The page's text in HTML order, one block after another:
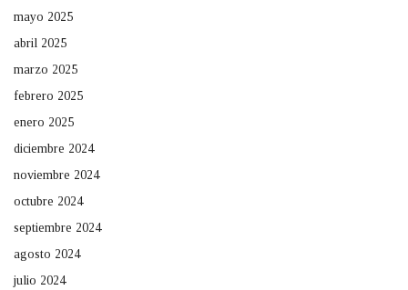
mayo 2025
abril 2025
marzo 2025
febrero 2025
enero 2025
diciembre 2024
noviembre 2024
octubre 2024
septiembre 2024
agosto 2024
julio 2024